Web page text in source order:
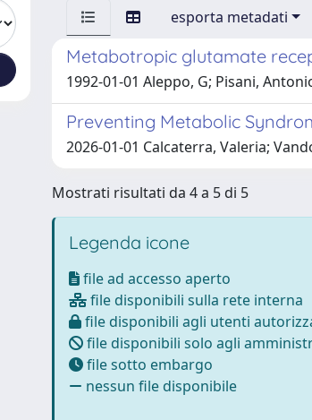
esporta metadati
Metabotropic glutamate
1992-01-01 Aleppo, G; Pisani,
Preventing Metabolic
2026-01-01 Calcaterra, Valeria;
Mostrati risultati da 4 a 5 di 5
Legenda icone
file ad accesso aperto
file disponibili sulla rete interna
file disponibili agli utenti
file disponibili solo agli
file sotto embargo
nessun file disponibile